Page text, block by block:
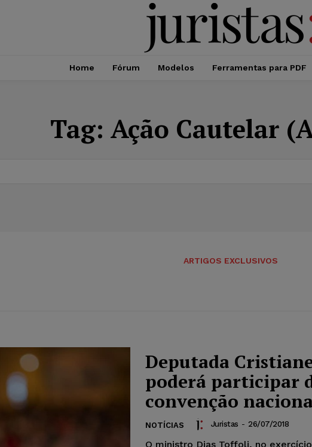
Home Fórum Modelos Ferramentas para PDF
Tag: Ação Cautelar
ARTIGOS EXCLUSIVOS
Deputada
poderá participar
convenção
NOTÍCIAS Juristas - 26/07/2018
O ministro Dias Toffoli, no